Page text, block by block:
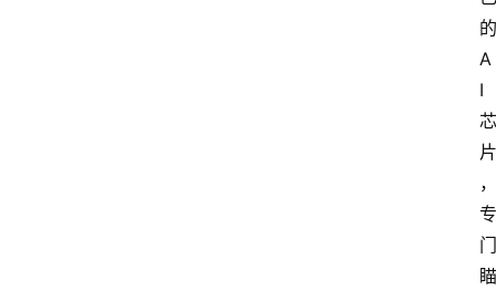
的
A
I
芯
片
，
专
门
瞄